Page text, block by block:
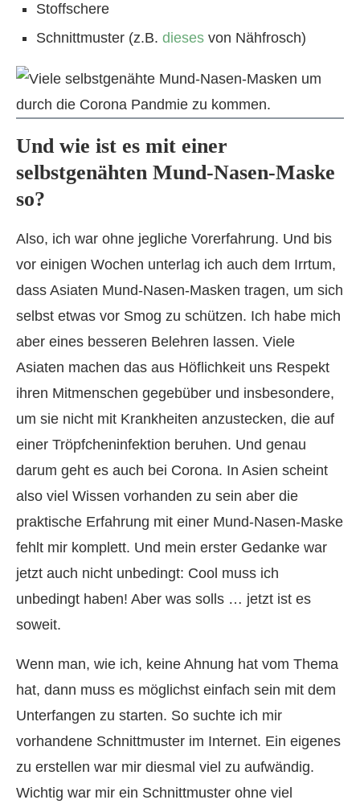
Stoffschere
Schnittmuster (z.B. dieses von Nähfrosch)
Und wie ist es mit einer
selbstgenähten Mund-Nasen-Maske
so?
Also, ich war ohne jegliche Vorerfahrung. Und bis
vor einigen Wochen unterlag ich auch dem Irrtum,
dass Asiaten Mund-Nasen-Masken tragen, um sich
selbst etwas vor Smog zu schützen. Ich habe mich
aber eines besseren Belehren lassen. Viele
Asiaten machen das aus Höflichkeit uns Respekt
ihren Mitmenschen gegebüber und insbesondere,
um sie nicht mit Krankheiten anzustecken, die auf
einer Tröpfcheninfektion beruhen. Und genau
darum geht es auch bei Corona. In Asien scheint
also viel Wissen vorhanden zu sein aber die
praktische Erfahrung mit einer Mund-Nasen-Maske
fehlt mir komplett. Und mein erster Gedanke war
jetzt auch nicht unbedingt: Cool muss ich
unbedingt haben! Aber was solls … jetzt ist es
soweit.
Wenn man, wie ich, keine Ahnung hat vom Thema
hat, dann muss es möglichst einfach sein mit dem
Unterfangen zu starten. So suchte ich mir
vorhandene Schnittmuster im Internet. Ein eigenes
zu erstellen war mir diesmal viel zu aufwändig.
Wichtig war mir ein Schnittmuster ohne viel